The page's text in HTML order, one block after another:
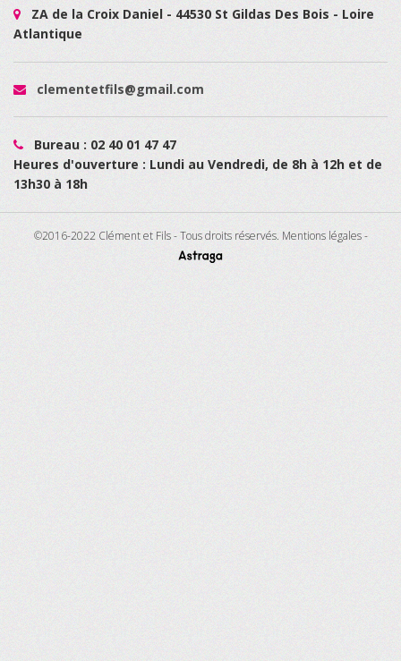
ZA de la Croix Daniel - 44530 St Gildas Des Bois - Loire
Atlantique
clementetfils@gmail.com
Bureau : 02 40 01 47 47
Heures d'ouverture : Lundi au Vendredi, de 8h à 12h et de
13h30 à 18h
©2016-2022 Clément et Fils - Tous droits réservés. Mentions légales-